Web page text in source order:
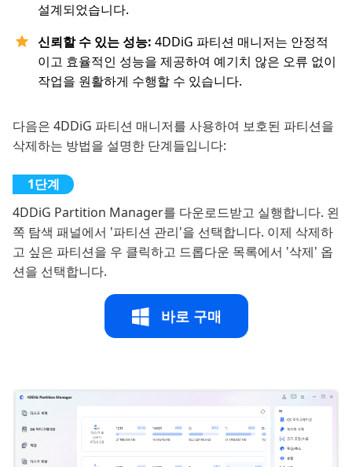
설계되었습니다.
신뢰할 수 있는 성능: 4DDiG 파티션 매니저는 안정적
이고 효율적인 성능을 제공하여 예기치 않은 오류 없이
작업을 원활하게 수행할 수 있습니다.
다음은 4DDiG 파티션 매니저를 사용하여 보호된 파티션을
삭제하는 방법을 설명한 단계들입니다:
4DDiG Partition Manager를 다운로드받고 실행합니다. 왼
쪽 탐색 패널에서 '파티션 관리'을 선택합니다. 이제 삭제하
고 싶은 파티션을 우 클릭하고 드롭다운 목록에서 '삭제' 옵
션을 선택합니다.
바로 구매